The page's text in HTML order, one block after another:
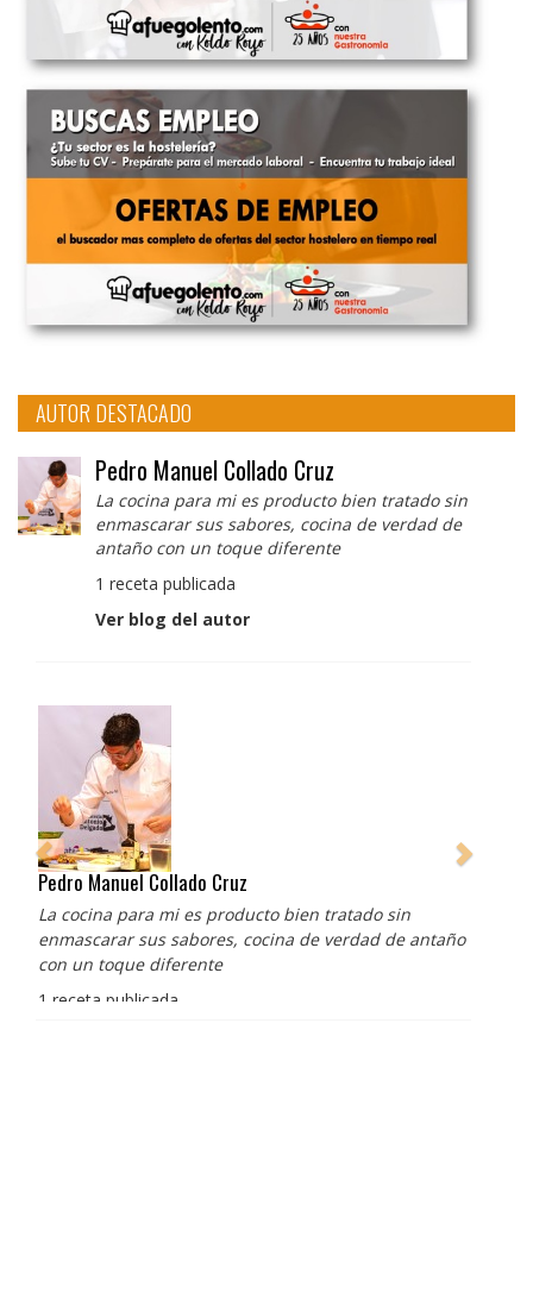
AUTOR DESTACADO
Pedro Manuel Collado Cruz
La cocina para mi es producto bien tratado sin
enmascarar sus sabores, cocina de verdad de
antaño con un toque diferente
1 receta publicada
Ver blog del autor
Pedro Manuel Collado Cruz
La cocina para mi es producto bien tratado sin
enmascarar sus sabores, cocina de verdad de antaño
con un toque diferente
1 receta publicada